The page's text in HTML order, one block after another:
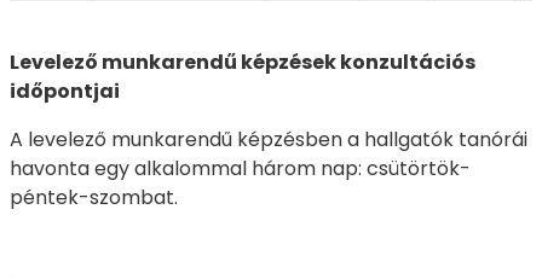
Levelező munkarendű képzések konzultációs
időpontjai
A levelező munkarendű képzésben a hallgatók tanórái
havonta egy alkalommal három nap: csütörtök-
péntek-szombat.